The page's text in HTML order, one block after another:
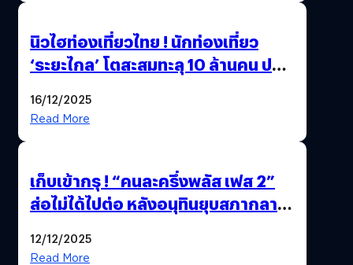
นิวไฮท่องเที่ยวไทย ! นักท่องเที่ยว
‘ระยะไกล’ โตสะสมทะลุ 10 ล้านคน ปลุก
11.66 ล้านคน
16/12/2025
Read More
เก็บเข้ากรุ ! “คนละครึ่งพลัส เฟส 2”
ส่อไม่ได้ไปต่อ หลังอนุทินยุบสภากลาย
15 ธ.ค. นี้
12/12/2025
Read More